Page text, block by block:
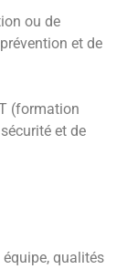
ou de
et de
(formation
et de
qualités